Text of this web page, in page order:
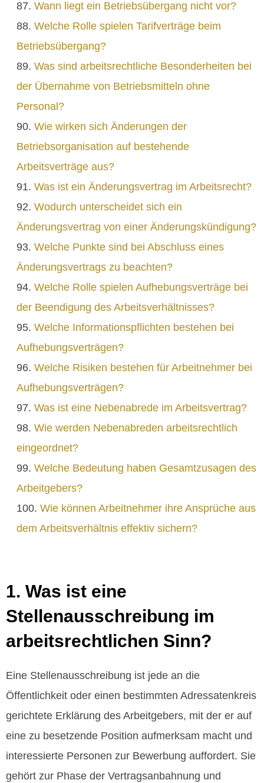
Wann liegt ein Betriebsübergang nicht vor?
Welche Rolle spielen Tarifverträge beim
Betriebsübergang?
Was sind arbeitsrechtliche Besonderheiten bei
der Übernahme von Betriebsmitteln ohne
Personal?
Wie wirken sich Änderungen der
Betriebsorganisation auf bestehende
Arbeitsverträge aus?
Was ist ein Änderungsvertrag im Arbeitsrecht?
Wodurch unterscheidet sich ein
Änderungsvertrag von einer Änderungskündigung?
Welche Punkte sind bei Abschluss eines
Änderungsvertrags zu beachten?
Welche Rolle spielen Aufhebungsverträge bei
der Beendigung des Arbeitsverhältnisses?
Welche Informationspflichten bestehen bei
Aufhebungsverträgen?
Welche Risiken bestehen für Arbeitnehmer bei
Aufhebungsverträgen?
Was ist eine Nebenabrede im Arbeitsvertrag?
Wie werden Nebenabreden arbeitsrechtlich
eingeordnet?
Welche Bedeutung haben Gesamtzusagen des
Arbeitgebers?
Wie können Arbeitnehmer ihre Ansprüche aus
dem Arbeitsverhältnis effektiv sichern?
1. Was ist eine
Stellenausschreibung im
arbeitsrechtlichen Sinn?
Eine Stellenausschreibung ist jede an die
Öffentlichkeit oder einen bestimmten Adressatenkreis
gerichtete Erklärung des Arbeitgebers, mit der er auf
eine zu besetzende Position aufmerksam macht und
interessierte Personen zur Bewerbung auffordert. Sie
gehört zur Phase der Vertragsanbahnung und